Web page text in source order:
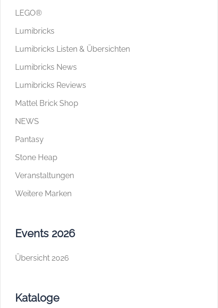
LEGO®
Lumibricks
Lumibricks Listen & Übersichten
Lumibricks News
Lumibricks Reviews
Mattel Brick Shop
NEWS
Pantasy
Stone Heap
Veranstaltungen
Weitere Marken
Events 2026
Übersicht 2026
Kataloge